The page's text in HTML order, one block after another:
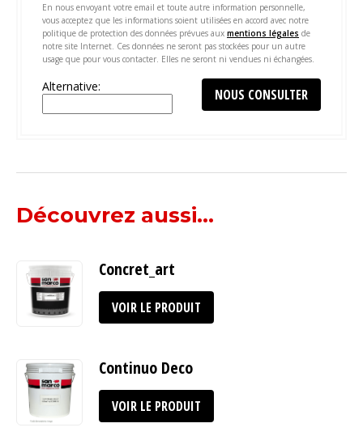
En nous envoyant votre email et toute autre information personnelle,
vous acceptez que les informations soient utilisées en accord avec notre
politique de protection des données prévues aux mentions légales de
notre site Internet. Ces données ne seront pas stockées pour un autre
usage que pour vous contacter. Elles ne seront ni vendues ni échangées.
Alternative:
Découvrez aussi...
Concret_art
VOIR LE PRODUIT
Continuo Deco
VOIR LE PRODUIT